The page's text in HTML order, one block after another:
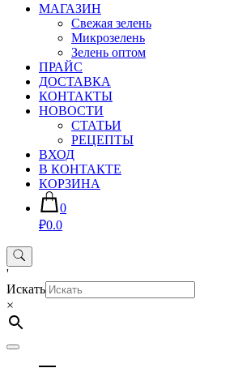
МАГАЗИН
Свежая зелень
Микрозелень
Зелень оптом
ПРАЙС
ДОСТАВКА
КОНТАКТЫ
НОВОСТИ
СТАТЬИ
РЕЦЕПТЫ
ВХОД
В КОНТАКТЕ
КОРЗИНА
0
₽0.0
'
Искать
×